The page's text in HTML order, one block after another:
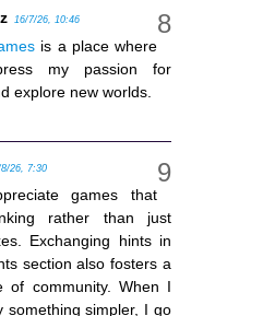
16/7/26, 10:46
is a place where
my passion for
explore new worlds.
8/26, 7:30
games that
rather than just
Exchanging hints in
section also fosters a
of community. When I
something simpler, I go